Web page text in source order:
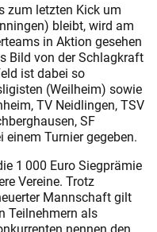
zum letzten Kick um
bleibt, wird am
in Aktion gesehen
Bild von der Schlagkraft
ist dabei so
(Weilheim) sowie
TV Neidlingen, TSV
SF
einem Turnier gegeben.
1 000 Euro Siegprämie
Vereine. Trotz
Mannschaft gilt
Teilnehmern als